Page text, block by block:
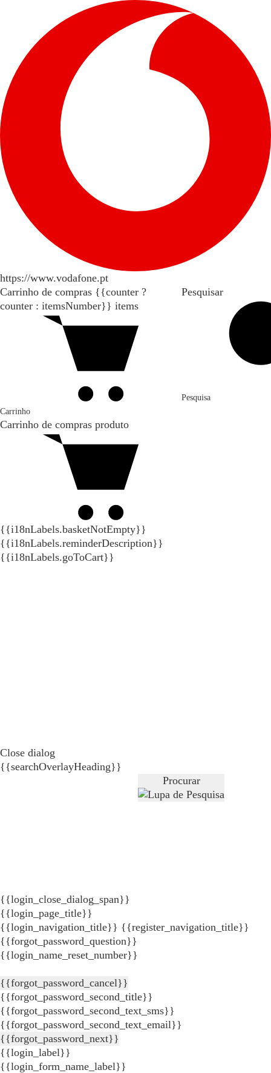
https://www.vodafone.pt
Carrinho de compras {{counter ?
counter : itemsNumber}} items
Carrinho
Carrinho de compras produto
{{i18nLabels.basketNotEmpty}}
{{i18nLabels.reminderDescription}}
{{i18nLabels.goToCart}}
Pesquisar
Pesquisa
Close dialog
{{searchOverlayHeading}}
Procurar
{{login_close_dialog_span}}
{{login_page_title}}
{{login_navigation_title}} {{register_navigation_title}}
{{forgot_password_question}}
{{login_name_reset_number}}
{{forgot_password_cancel}}
{{forgot_password_second_title}}
{{forgot_password_second_text_sms}}
{{forgot_password_second_text_email}}
{{forgot_password_next}}
{{login_label}}
{{login_form_name_label}}